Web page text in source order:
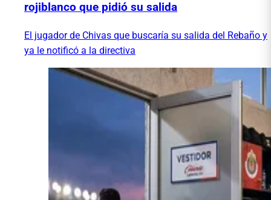
rojiblanco que pidió su salida
El jugador de Chivas que buscaría su salida del Rebaño y
ya le notificó a la directiva